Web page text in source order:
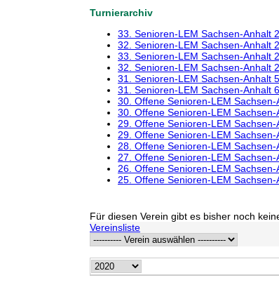
Turnierarchiv
33. Senioren-LEM Sachsen-Anhalt
32. Senioren-LEM Sachsen-Anhalt
33. Senioren-LEM Sachsen-Anhalt
32. Senioren-LEM Sachsen-Anhalt
31. Senioren-LEM Sachsen-Anhalt
31. Senioren-LEM Sachsen-Anhalt
30. Offene Senioren-LEM
30. Offene Senioren-LEM
29. Offene Senioren-LEM
29. Offene Senioren-LEM
28. Offene Senioren-LEM
27. Offene Senioren-LEM
26. Offene Senioren-LEM
25. Offene Senioren-LEM Sachsen-
Für diesen Verein gibt es bisher noch
Vereinsliste